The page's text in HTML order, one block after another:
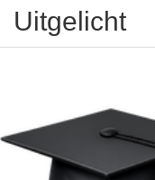
Uitgelicht